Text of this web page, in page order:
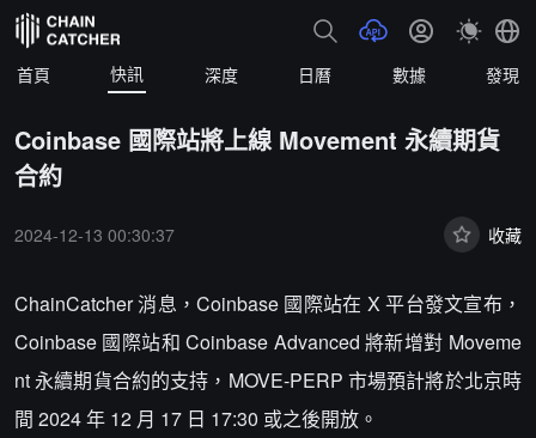
首頁 快訊 深度 日曆 數據 發現
Coinbase 國際站將上線 Movement 永續期貨
合約
2024-12-13 00:30:37 收藏
ChainCatcher 消息，Coinbase 國際站在 X 平台發文宣布，
Coinbase 國際站和 Coinbase Advanced 將新增對 Moveme
nt 永續期貨合約的支持，MOVE-PERP 市場預計將於北京時
間 2024 年 12 月 17 日 17:30 或之後開放。